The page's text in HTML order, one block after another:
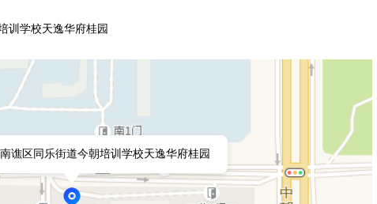
训学校天逸华府桂园
谯区同乐街道今朝培训学校天逸华府桂园